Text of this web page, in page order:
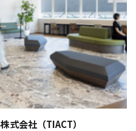
式会社（TIACT）